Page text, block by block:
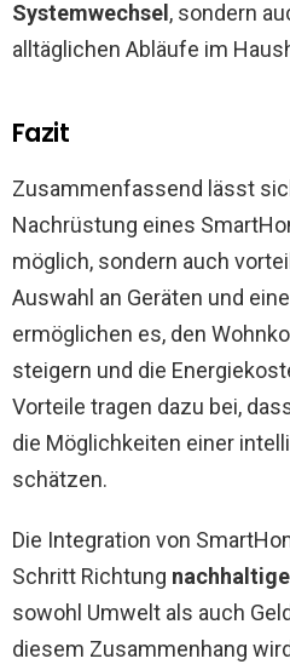
Systemwechsel , sondern
alltäglichen Abläufe im
Fazit
Zusammenfassend lässt
Nachrüstung eines
möglich, sondern auch
Auswahl an Geräten und
ermöglichen es, den
steigern und die
Vorteile tragen dazu bei,
die Möglichkeiten einer
schätzen.
Die Integration von
Schritt Richtung
sowohl Umwelt als auch
diesem Zusammenhang